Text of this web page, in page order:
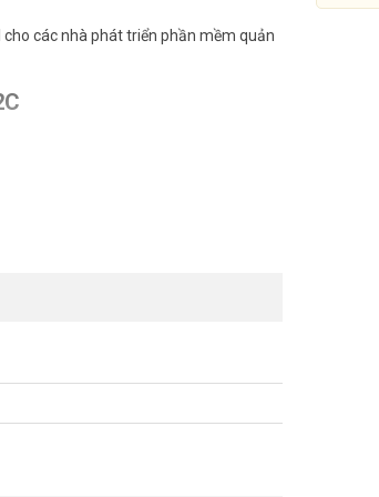
các nhà phát triển phần mềm quản